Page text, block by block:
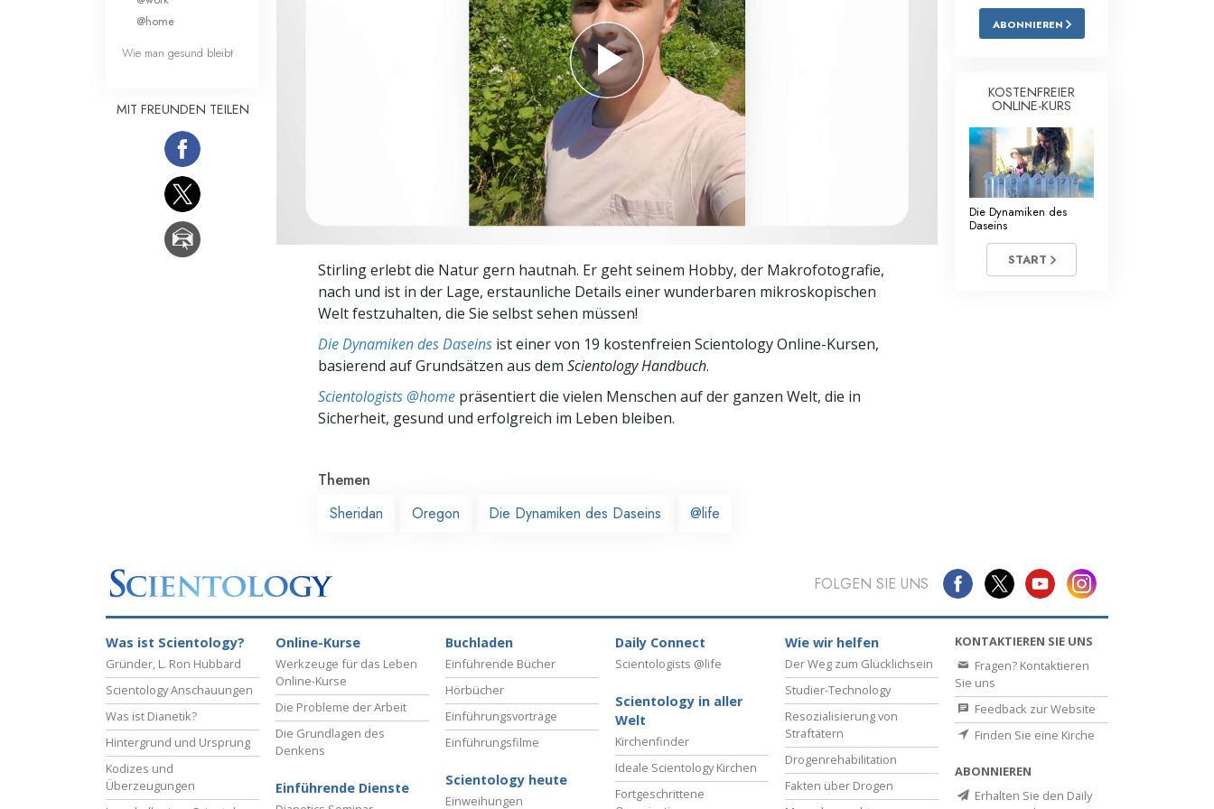
Liebe und Hass – Was ist Größe?
Antworten auf das Drogenproblem
Werkzeuge für den Arbeitsplatz
Ethik und die Zustände
Die Ursache von Unterdrückung
Ermittlungen
Grundlagen des Organisierens
Stirling erlebt die Natur gern hautnah. Er geht seinem Hobby, der Makrofotografie,
nach und ist in der Lage, erstaunliche Details einer wunderbaren mikroskopischen
Welt festzuhalten, die Sie selbst sehen müssen!
Die Dynamiken des Daseins ist einer von 19 kostenfreien Scientology Online-Kursen,
basierend auf Grundsätzen aus dem Scientology Handbuch.
Scientologists @home präsentiert die vielen Menschen auf der ganzen Welt, die in
Sicherheit, gesund und erfolgreich im Leben bleiben.
Themen
Sheridan
Oregon Die Dynamiken des Daseins @life
@home
Wie man gesund bleibt
MIT FREUNDEN TEILEN
ABONNIEREN
KOSTENFREIER
ONLINE-KURS
Die Dynamiken des
Daseins
START
FOLGEN SIE UNS
Was ist Scientology?
Gründer, L. Ron Hubbard
Scientology Anschauungen
Was ist Dianetik?
Hintergrund und Ursprung
Kodizes und
Überzeugungen
Online-Kurse
Werkzeuge für das Leben
Online-Kurse
Die Probleme der Arbeit
Die Grundlagen des
Denkens
Einführende Dienste
Buchladen
Einführende Bücher
Hörbücher
Einführungsvorträge
Einführungsfilme
Scientology heute
Einweihungen
Daily Connect
Scientologists @life
Scientology in aller
Welt
Kirchenfinder
Ideale Scientology Kirchen
Fortgeschrittene
Wie wir helfen
Der Weg zum Glücklichsein
Studier-Technology
Resozialisierung von
Straftätern
Drogenrehabilitation
Fakten über Drogen
KONTAKTIEREN SIE UNS
Fragen? Kontaktieren
Sie uns
Feedback zur Website
Finden Sie eine Kirche
ABONNIEREN
Erhalten Sie den Daily